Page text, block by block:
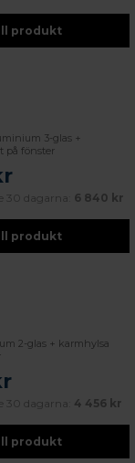
produkt
3-glas +
på fönster
30 dagarna: 6 840 kr
produkt
2-glas + karmhylsa
30 dagarna: 4 456 kr
produkt